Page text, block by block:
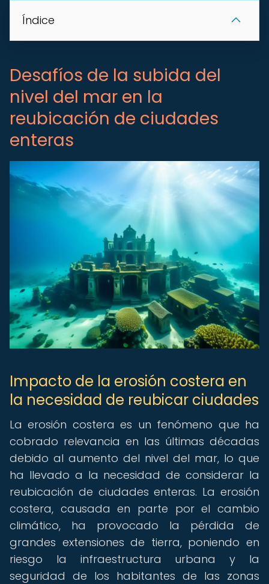
Índice
Desafíos de la subida del
nivel del mar en la
reubicación de ciudades
enteras
Impacto de la erosión costera en
la necesidad de reubicar ciudades
La erosión costera es un fenómeno que ha
cobrado relevancia en las últimas décadas
debido al aumento del nivel del mar, lo que
ha llevado a la necesidad de considerar la
reubicación de ciudades enteras. La erosión
costera, causada en parte por el cambio
climático, ha provocado la pérdida de
grandes extensiones de tierra, poniendo en
riesgo la infraestructura urbana y la
seguridad de los habitantes de las zonas